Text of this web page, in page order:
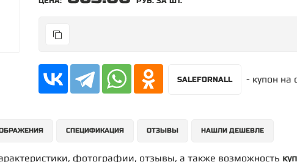
SALEFORNALL - купон на
СПЕЦИФИКАЦИЯ ОТЗЫВЫ НАШЛИ ДЕШЕВЛЕ
фотографии, отзывы, а также возможность